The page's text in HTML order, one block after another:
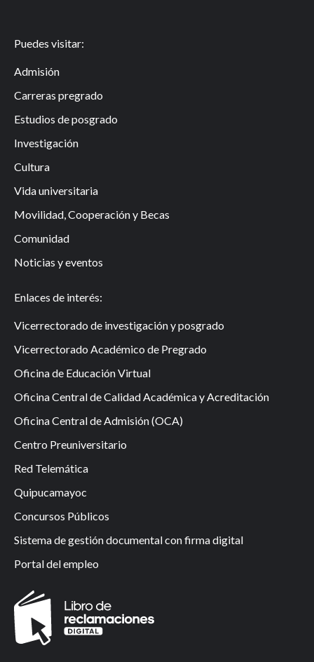
Puedes visitar:
Admisión
Carreras pregrado
Estudios de posgrado
Investigación
Cultura
Vida universitaria
Movilidad, Cooperación y Becas
Comunidad
Noticias y eventos
Enlaces de interés:
Vicerrectorado de investigación y posgrado
Vicerrectorado Académico de Pregrado
Oficina de Educación Virtual
Oficina Central de Calidad Académica y Acreditación
Oficina Central de Admisión (OCA)
Centro Preuniversitario
Red Telemática
Quipucamayoc
Concursos Públicos
Sistema de gestión documental con firma digital
Portal del empleo